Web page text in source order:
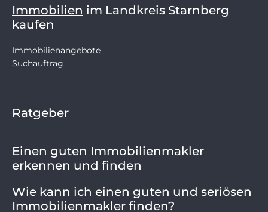
Immobilien im Landkreis Starnberg
kaufen
Immobilienangebote
Suchauftrag
Ratgeber
Einen guten Immobilienmakler
erkennen und finden
Wie kann ich einen guten und seriösen
Immobilienmakler finden?